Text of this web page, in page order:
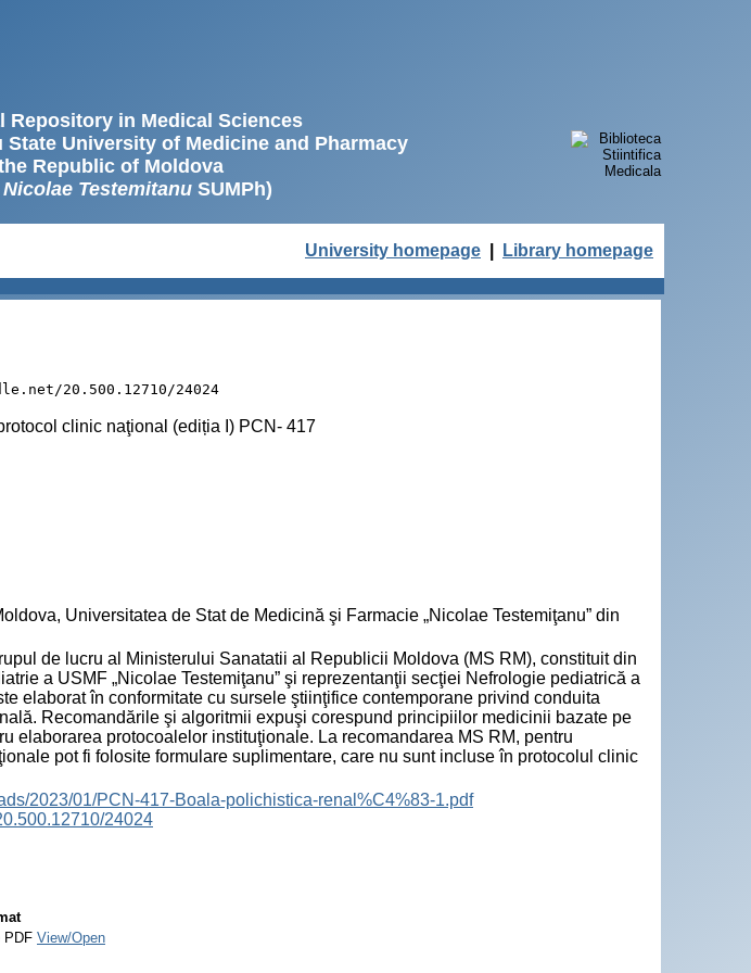
Repository in Medical Sciences
State University of Medicine and Pharmacy
Republic of Moldova
Nicolae TestemitanuSUMPh)
University homepage Library homepage
20.500.12710/24024
clinic naţional (ediția I) PCN- 417
Universitatea de Stat de Medicină şi Farmacie „Nicolae Testemiţanu” din
de lucru al Ministerului Sanatatii al Republicii Moldova (MS RM), constituit din
a USMF „Nicolae Testemiţanu” şi reprezentanţii secţiei Nefrologie pediatrică a
elaborat în conformitate cu sursele ştiinţifice contemporane privind conduita
Recomandările şi algoritmii expuşi corespund principiilor medicinii bazate pe
elaborarea protocoalelor instituţionale. La recomandarea MS RM, pentru
pot fi folosite formulare suplimentare, care nu sunt incluse în protocolul clinic
2023/01/PCN-417-Boala-polichistica-renal%C4%83-1.pdf
24024
PDF View/Open